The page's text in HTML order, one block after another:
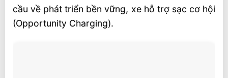
cầu về phát triển bền vững, xe hỗ trợ sạc cơ hội
(Opportunity Charging).